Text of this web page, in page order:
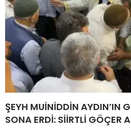
ŞEYH MUİNİDDİN AYDIN’IN
SONA ERDİ: SİİRTLİ GÖÇER